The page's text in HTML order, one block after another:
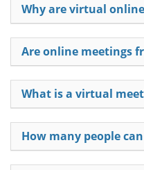
Why are virtual
Are online meetings
What is a virtual
How many people